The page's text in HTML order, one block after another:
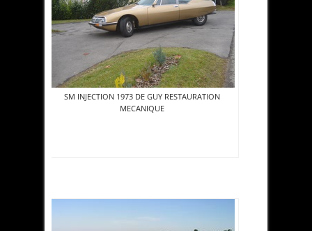
SM INJECTION 1973 DE GUY RESTAURATION
MECANIQUE